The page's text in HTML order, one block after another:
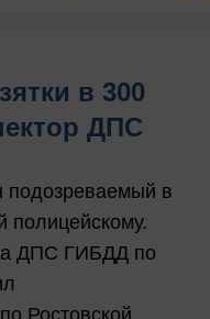
в 300
ДПС
подозреваемый в
полицейскому.
ДПС ГИБДД по
Ростовской